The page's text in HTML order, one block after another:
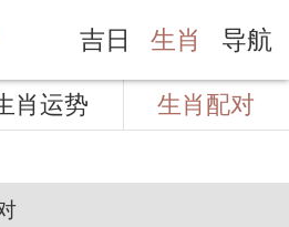
吉日 生肖 导航
肖运势
生肖配对